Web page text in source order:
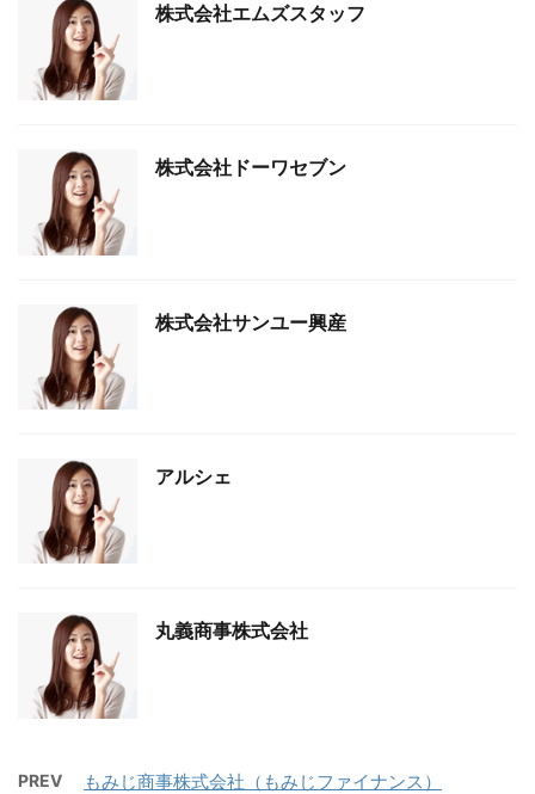
株式会社エムズスタッフ
株式会社ドーワセブン
株式会社サンユー興産
アルシェ
丸義商事株式会社
PREV もみじ商事株式会社（もみじファイナンス）